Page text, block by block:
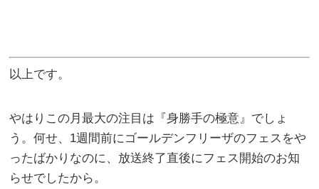
以上です。
やはりこの月最大の注目は『身勝手の極意』でしょ
う。何せ、1週間前にゴールデンフリーザのフェスをや
ったばかりなのに、放送終了直後にフェス開始のお知
らせでしたから。